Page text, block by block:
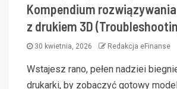
Kompendium
z drukiem 3D
30 kwietnia, 2026 Redakcja eFinanse
Wstajesz rano, pełen nadziei
drukarki, by zobaczyć gotowy